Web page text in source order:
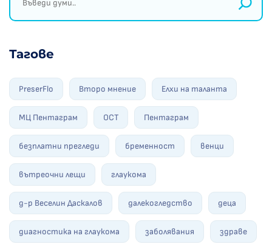
Тагове
PreserFlo Второ мнение Елхи на таланта
МЦ Пентаграм ОСТ Пентаграм
безплатни прегледи бременност венци
вътреочни лещи глаукома
д-р Веселин Даскалов далекогледство деца
диагностика на глаукома заболявания здраве